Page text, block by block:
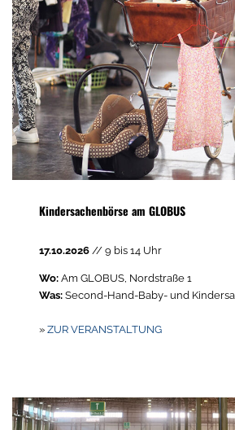
Kindersachenbörse am GLOBUS
17.10.2026 // 9 bis 14 Uhr
Wo: Am GLOBUS, Nordstraße 1
Was:Second-Hand-Baby- und
»ZUR VERANSTALTUNG